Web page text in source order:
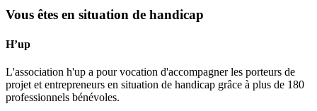
Vous êtes en situation de handicap
H’up
L'association h'up a pour vocation d'accompagner les porteurs de
projet et entrepreneurs en situation de handicap grâce à plus de 180
professionnels bénévoles.